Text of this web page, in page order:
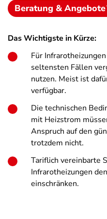
Beratung & Angebote
Das Wichtigste in Kürze:
Für
seltensten Fällen
nutzen. Meist ist
verfügbar.
Die technischen
mit Heizstrom
Anspruch auf den
trotzdem nicht.
Tariflich vereinbarte
Infrarotheizungen
einschränken.